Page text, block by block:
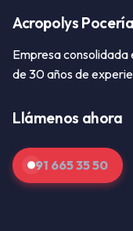
Acropolys Pocería
Empresa consolidada
de 30 años de
Llámenos ahora
91 665 35 50